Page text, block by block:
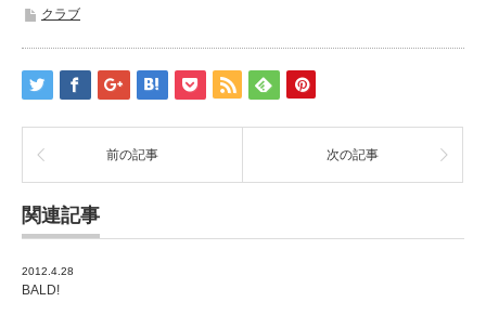
クラブ
前の記事 次の記事
関連記事
2012.4.28
BALD!